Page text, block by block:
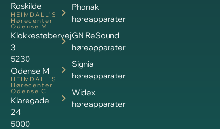
Roskilde
HEIMDALL’S
Hørecenter
Odense M
Klokkestøbervej
3
5230
Odense M
HEIMDALL’S
Hørecenter
Odense C
Klaregade
24
5000
Phonak
høreapparater
GN ReSound
høreapparater
Signia
høreapparater
Widex
høreapparater